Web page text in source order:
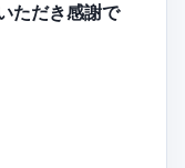
ただき感謝で